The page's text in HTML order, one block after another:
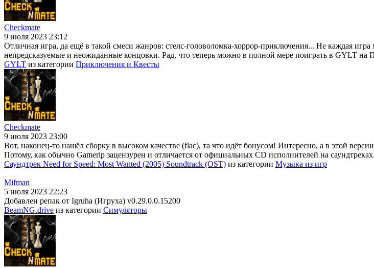
Checkmate
9 июля 2023 23:12
Отличная игра, да ещё в такой смеси жанров: стелс-головоломка-хоррор-приключения... Не каждая
непредсказуемые и неожиданные концовки. Рад, что теперь можно в полной мере поиграть в GYLT на
GYLT из категории Приключения и Квесты
Checkmate
9 июля 2023 23:00
Вот, наконец-то нашёл сборку в высоком качестве (flac), та что идёт бонусом! Интересно, а в этой
Потому, как обычно Gamerip зацензурен и отличается от официальных CD исполнителей на саундтреках.
Саундтрек Need for Speed: Most Wanted (2005) Soundtrack (OST) из категории Музыка из игр
Mifman
5 июля 2023 22:23
Добавлен репак от Igruha (Игруха) v0.29.0.0.15200
BeamNG.drive из категории Симуляторы